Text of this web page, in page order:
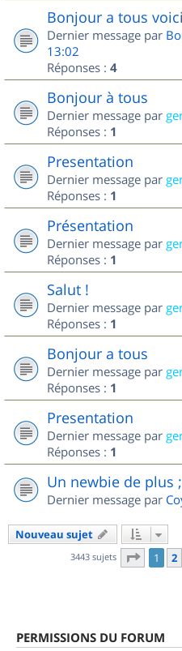
Bonjour a tous
Dernier message par
13:02
Réponses : 4
Bonjour à tous
Dernier message par
Réponses : 1
Presentation
Dernier message par
Réponses : 1
Présentation
Dernier message par
Réponses : 1
Salut !
Dernier message par
Réponses : 1
Bonjour a tous
Dernier message par
Réponses : 1
Presentation
Dernier message par
Réponses : 1
Un newbie de plus
Dernier message par
Nouveau sujet
3443 sujets Page 1
1 2
PERMISSIONS DU FORUM